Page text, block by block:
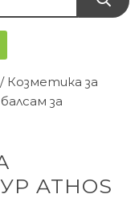
/ Козметика за
за
ATHOS